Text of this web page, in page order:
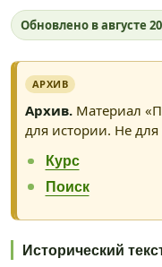
Обновлено в августе
Архив. Материал
для истории. Не
Курс
Поиск
Исторический